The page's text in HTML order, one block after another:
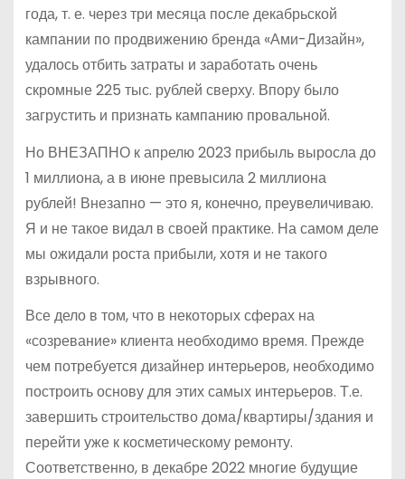
года, т. е. через три месяца после декабрьской
кампании по продвижению бренда «Ами-Дизайн»,
удалось отбить затраты и заработать очень
скромные 225 тыс. рублей сверху. Впору было
загрустить и признать кампанию провальной.
Но ВНЕЗАПНО к апрелю 2023 прибыль выросла до
1 миллиона, а в июне превысила 2 миллиона
рублей! Внезапно — это я, конечно, преувеличиваю.
Я и не такое видал в своей практике. На самом деле
мы ожидали роста прибыли, хотя и не такого
взрывного.
Все дело в том, что в некоторых сферах на
«созревание» клиента необходимо время. Прежде
чем потребуется дизайнер интерьеров, необходимо
построить основу для этих самых интерьеров. Т.е.
завершить строительство дома/квартиры/здания и
перейти уже к косметическому ремонту.
Соответственно, в декабре 2022 многие будущие